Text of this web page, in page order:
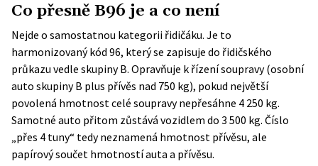
Co přesně B96 je a co není
Nejde o samostatnou kategorii řidičáku. Je to
harmonizovaný kód 96, který se zapisuje do řidičského
průkazu vedle skupiny B. Opravňuje k řízení soupravy (osobní
auto skupiny B plus přívěs nad 750 kg), pokud největší
povolená hmotnost celé soupravy nepřesáhne 4 250 kg.
Samotné auto přitom zůstává vozidlem do 3 500 kg. Číslo
„přes 4 tuny“ tedy neznamená hmotnost přívěsu, ale
papírový součet hmotností auta a přívěsu.